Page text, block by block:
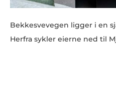
Bekkesvevegen ligger i en
Herfra sykler eierne ned til